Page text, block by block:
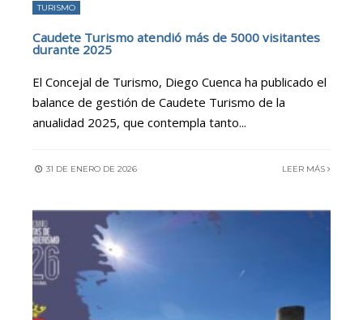
TURISMO
Caudete Turismo atendió más de 5000 visitantes
durante 2025
El Concejal de Turismo, Diego Cuenca ha publicado el
balance de gestión de Caudete Turismo de la
anualidad 2025, que contempla tanto...
31 DE ENERO DE 2026 LEER MÁS